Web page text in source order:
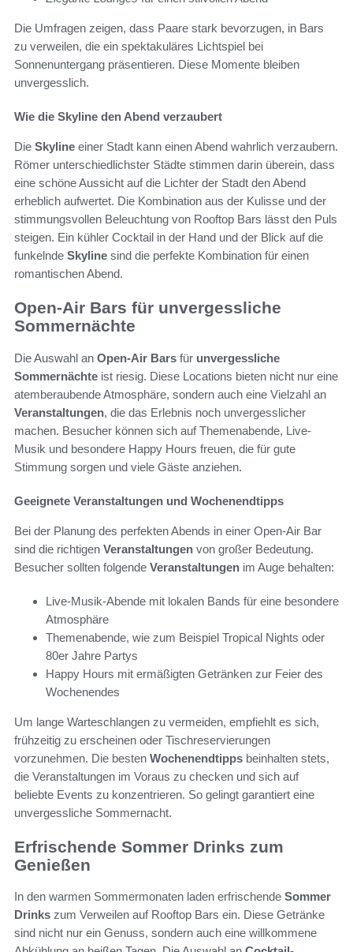
Die Umfragen zeigen, dass Paare stark bevorzugen, in Bars
zu verweilen, die ein spektakuläres Lichtspiel bei
Sonnenuntergang präsentieren. Diese Momente bleiben
unvergesslich.
Wie die Skyline den Abend verzaubert
Die Skyline einer Stadt kann einen Abend wahrlich verzaubern.
Römer unterschiedlichster Städte stimmen darin überein, dass
eine schöne Aussicht auf die Lichter der Stadt den Abend
erheblich aufwertet. Die Kombination aus der Kulisse und der
stimmungsvollen Beleuchtung von Rooftop Bars lässt den Puls
steigen. Ein kühler Cocktail in der Hand und der Blick auf die
funkelnde Skyline sind die perfekte Kombination für einen
romantischen Abend.
Open-Air Bars für unvergessliche
Sommernächte
Die Auswahl an Open-Air Bars für unvergessliche
Sommernächte ist riesig. Diese Locations bieten nicht nur eine
atemberaubende Atmosphäre, sondern auch eine Vielzahl an
Veranstaltungen, die das Erlebnis noch unvergesslicher
machen. Besucher können sich auf Themenabende, Live-
Musik und besondere Happy Hours freuen, die für gute
Stimmung sorgen und viele Gäste anziehen.
Geeignete Veranstaltungen und Wochenendtipps
Bei der Planung des perfekten Abends in einer Open-Air Bar
sind die richtigen Veranstaltungen von großer Bedeutung.
Besucher sollten folgende Veranstaltungen im Auge behalten:
Live-Musik-Abende mit lokalen Bands für eine besondere
Atmosphäre
Themenabende, wie zum Beispiel Tropical Nights oder
80er Jahre Partys
Happy Hours mit ermäßigten Getränken zur Feier des
Wochenendes
Um lange Warteschlangen zu vermeiden, empfiehlt es sich,
frühzeitig zu erscheinen oder Tischreservierungen
vorzunehmen. Die besten Wochenendtipps beinhalten stets,
die Veranstaltungen im Voraus zu checken und sich auf
beliebte Events zu konzentrieren. So gelingt garantiert eine
unvergessliche Sommernacht.
Erfrischende Sommer Drinks zum
Genießen
In den warmen Sommermonaten laden erfrischende Sommer
Drinks zum Verweilen auf Rooftop Bars ein. Diese Getränke
sind nicht nur ein Genuss, sondern auch eine willkommene